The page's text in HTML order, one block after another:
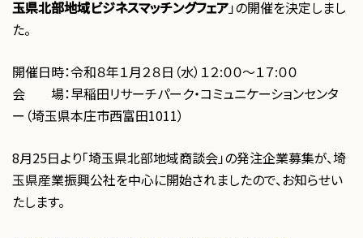
玉県北部地域ビジネスマッチングフェア」の開催を決定しまし
た。
開催日時：令和８年１月２８日（水）１２:００～１７:００
会 場：早稲田リサーチパーク・コミュニケーションセンタ
ー（埼玉県本庄市西富田1011）
8月25日より「埼玉県北部地域商談会」の発注企業募集が、埼
玉県産業振興公社を中心に開始されましたので、お知らせい
たします。